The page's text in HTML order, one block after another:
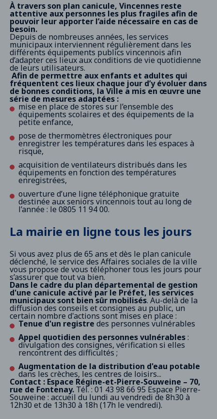
À travers son plan canicule, Vincennes reste
attentive aux personnes les plus fragiles afin de
pouvoir leur apporter l’aide nécessaire en cas de
besoin.
Depuis de nombreuses années, les services
municipaux interviennent régulièrement dans les
différents équipements publics vincennois afin
d’adapter ces lieux aux conditions de vie quotidienne
de leurs utilisateurs.
Afin de permettre aux enfants et adultes qui
fréquentent ces lieux chaque jour d’y évoluer dans
de bonnes conditions, la Ville a mis en œuvre une
série de mesures adaptées :
mise en place de stores sur l’ensemble des
équipements scolaires et des équipements de la
petite enfance,
pose de thermomètres électroniques pour
enregistrer les températures dans les espaces à
risque,
acquisition de ventilateurs distribués dans les
équipements en fonction des températures
enregistrées,
ouverture d’une ligne téléphonique gratuite
destinée aux seniors vincennois tout au long de
l’année : le 0805 11 94 00.
La mairie en ligne tous les jours
Si vous avez plus de 65 ans et dès le plan canicule
déclenché, le service des Affaires sociales de la ville
vous propose de vous téléphoner tous les jours pour
s’assurer que tout va bien.
Dans le cadre du plan départemental de gestion
d'une canicule activé par le Préfet, les services
municipaux sont bien sûr mobilisés. Au-delà de la
diffusion des conseils et consignes au public, un
certain nombre d'actions sont mises en place :
Tenue d'un registre des personnes vulnérables
Appel quotidien des personnes vulnérables:
divulgation des consignes, vérification si elles
rencontrent des difficultés ;
Augmentation de la distribution d'eau potable
dans les crèches, les centres de loisirs...
Contact : Espace Régine-et-Pierre-Souweine – 70,
rue de Fontenay. Tél. : 01 43 98 66 95 Espace Pierre-
Souweine : accueil du lundi au vendredi de 8h30 à
12h30 et de 13h30 à 18h (17h le vendredi).